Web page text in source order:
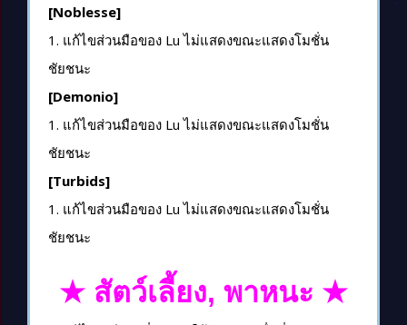
[Noblesse]
1. แก้ไขส่วนมือของ Lu ไม่แสดงขณะแสดงโมชั่น
ชัยชนะ
[Demonio]
1. แก้ไขส่วนมือของ Lu ไม่แสดงขณะแสดงโมชั่น
ชัยชนะ
[Turbids]
1. แก้ไขส่วนมือของ Lu ไม่แสดงขณะแสดงโมชั่น
ชัยชนะ
★ สัตว์เลี้ยง, พาหนะ ★